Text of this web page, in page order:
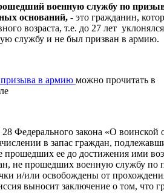
военную службу по
оснований, - это гражданин,
возраста, т.е. до 27 лет
службу и не был призван в армию.
призыва в армию можно прочитать в
28 Федерального закона «О воинской
в запас граждан,
ее до достижения ими
не прошедших военную службу по
и/или освобождены от
выносит заключение о том, что